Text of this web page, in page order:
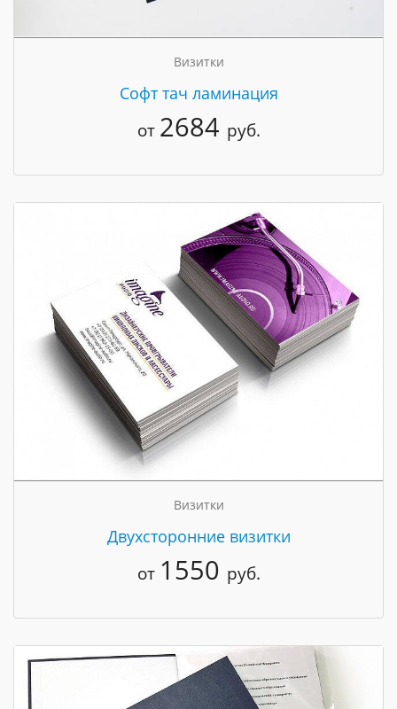
Визитки
Cофт тач ламинация
от 2684 руб.
Визитки
Двухсторонние визитки
от 1550 руб.